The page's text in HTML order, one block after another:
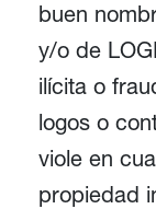
buen
y/o de
ilícita o
logos o
viole en
propiedad